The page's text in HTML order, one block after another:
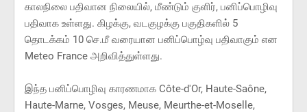
காலநிலை பதிவான நிலையில், மீண்டும் குளிர், பனிப்பொழிவு
பதிவாக உள்ளது. கிழக்கு, வடகுழக்கு பகுதிகளில் 5
தொடக்கம் 10 செ.மீ வரையான பனிப்பொழ்வு பதிவாகும் என
Meteo France அறிவித்துள்ளது.
இந்த பனிப்பொழிவு காரணமாக Côte-d'Or, Haute-Saône,
Haute-Marne, Vosges, Meuse, Meurthe-et-Moselle,